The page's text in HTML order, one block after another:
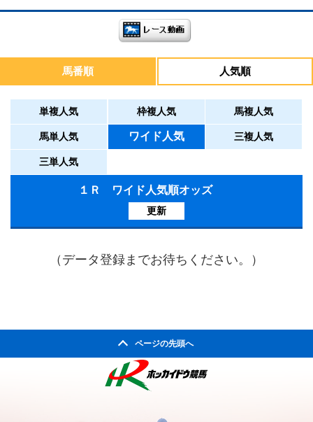
馬番順 人気順
単複人気 枠複人気 馬複人気
馬単人気 ワイド人気 三複人気
三単人気
１Ｒ ワイド人気順オッズ
更新
（データ登録までお待ちください。）
ページの先頭へ